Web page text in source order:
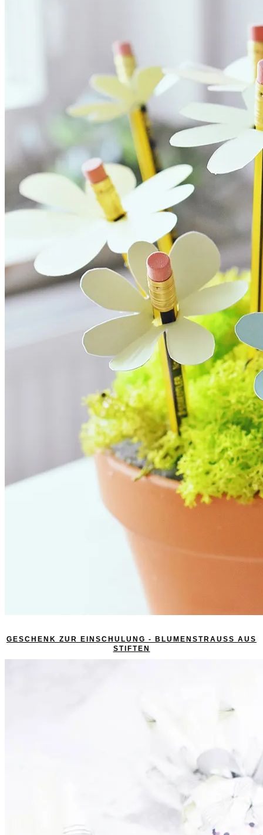
GESCHENK ZUR EINSCHULUNG - BLUMENSTRAUSS AUS S
TIFTEN